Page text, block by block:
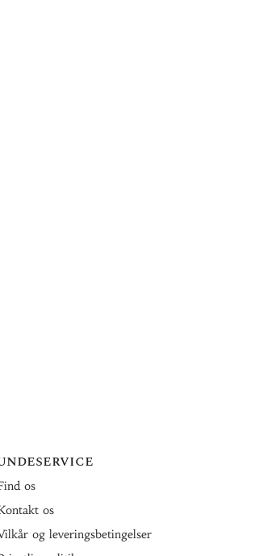
os
os
og leveringsbetingelser